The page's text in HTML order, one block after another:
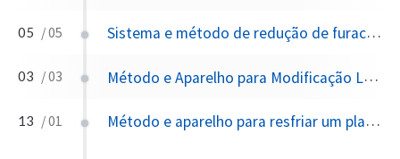
05 / 05 Sistema e método de redução de furacões
03 / 03 Método e Aparelho para Modificação Local da Atmosfera
13 / 01 Método e aparelho para resfriar um planeta